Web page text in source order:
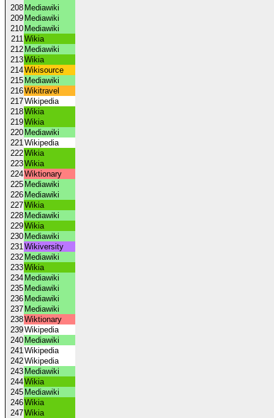
208 Mediawiki
209 Mediawiki
210 Mediawiki
211Wikia
212 Mediawiki
213Wikia
214Wikisource
215 Mediawiki
216Wikitravel
217Wikipedia
218Wikia
219Wikia
220 Mediawiki
221Wikipedia
222Wikia
223Wikia
224Wiktionary
225 Mediawiki
226 Mediawiki
227Wikia
228 Mediawiki
229Wikia
230 Mediawiki
231Wikiversity
232 Mediawiki
233Wikia
234 Mediawiki
235 Mediawiki
236 Mediawiki
237 Mediawiki
238Wiktionary
239Wikipedia
240 Mediawiki
241Wikipedia
242Wikipedia
243 Mediawiki
244Wikia
245 Mediawiki
246Wikia
247Wikia